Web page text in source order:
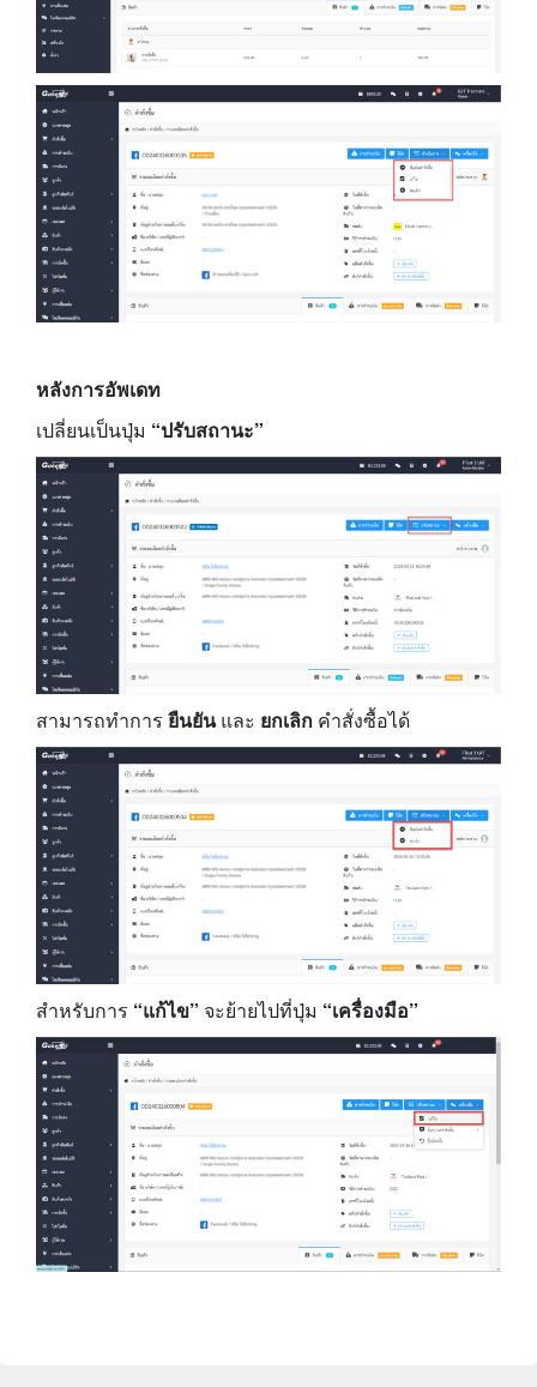
หลังการอัพเดท
เปลี่ยนเป็นปุ่ม “ปรับสถานะ”
สามารถทำการ ยืนยันและ ยกเลิก คำสั่งซื้อได้
สำหรับการ “แก้ไข” จะย้ายไปที่ปุ่ม “เครื่องมือ”